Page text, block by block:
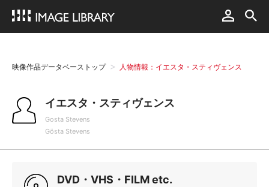
映像作品データベーストップ 人物情報：イエスタ・スティヴェンス
イエスタ・スティヴェンス
Gosta Stevens
Gösta Stevens
DVD・VHS・FILM etc.